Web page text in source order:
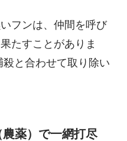
フンは、仲間を呼び
たすことがありま
と合わせて取り除い
薬）で一網打尽